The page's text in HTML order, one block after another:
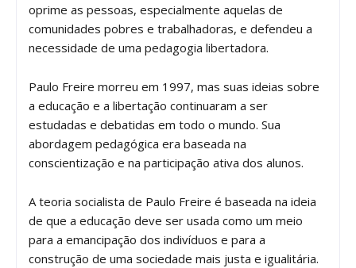
oprime as pessoas, especialmente aquelas de
comunidades pobres e trabalhadoras, e defendeu a
necessidade de uma pedagogia libertadora.
Paulo Freire morreu em 1997, mas suas ideias sobre
a educação e a libertação continuaram a ser
estudadas e debatidas em todo o mundo. Sua
abordagem pedagógica era baseada na
conscientização e na participação ativa dos alunos.
A teoria socialista de Paulo Freire é baseada na ideia
de que a educação deve ser usada como um meio
para a emancipação dos indivíduos e para a
construção de uma sociedade mais justa e igualitária.